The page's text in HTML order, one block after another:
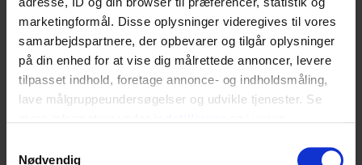
marketingformål. Disse oplysninger videregives til vores
samarbejdspartnere, der opbevarer og tilgår oplysninger
på din enhed for at vise dig målrettede annoncer, levere
tilpasset indhold, foretage annonce- og indholdsmåling,
lave målgruppeundersøgelser og udvikle tjenester. Se
tilbage eller ændre indstillinger fra vores
Nødvendig
Max. Benutzergewicht gemäß der Norm DS/EN
ISO 17966:2016